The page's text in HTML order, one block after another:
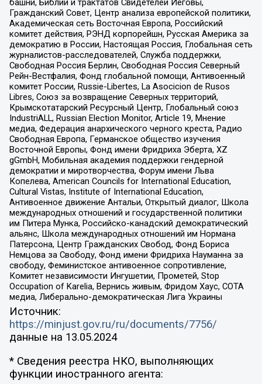
башни, Библии и трактатов Свидетелей Иеговы,
Гражданский Совет, Центр анализа европейской политики,
Академическая сеть Восточная Европа, Российский
комитет действия, РЭНД корпорейшн, Русская Америка за
демократию в России, Настоящая Россия, Глобальная сеть
журналистов-расследователей, Служба поддержки,
Свободная Россия Берлин, Свободная Россия Северный
Рейн-Вестфалия, Фонд глобальной помощи, Антивоенный
комитет России, Russie-Libertes, La Asocicion de Rusos
Libres, Союз за возвращение Северных территорий,
Крымскотатарский Ресурсный Центр, Глобальный союз
IndustriALL, Russian Election Monitor, Article 19, Мнение
медиа, Федерация анархического черного креста, Радио
Свободная Европа, Германское общество изучения
Восточной Европы, Фонд имени Фридриха Эберта, XZ
gGmbH, Мобильная академия поддержки гендерной
демократии и миротворчества, Форум имени Льва
Копелева, American Councils for International Education,
Cultural Vistas, Institute of International Education,
Антивоенное движение Антальи, Открытый диалог, Школа
международных отношений и государственной политики
им Питера Мунка, Российско-канадский демократический
альянс, Школа международных отношений им Нормана
Патерсона, Центр Гражданских Свобод, Фонд Бориса
Немцова за Свободу, Фонд имени Фридриха Науманна за
свободу, Феминистское антивоенное сопротивление,
Комитет независимости Ингушетии, Прометей, Stop
Occupation of Karelia, Вернись живым, Фридом Хаус, СОТА
медиа, Либерально-демократическая Лига Украины
Источник:
https://minjust.gov.ru/ru/documents/7756/
данные на 13.05.2024
* Сведения реестра НКО, выполняющих
функции иностранного агента: